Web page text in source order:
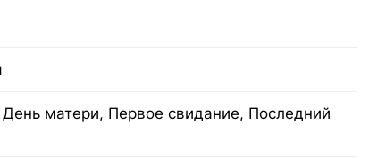
матери, Первое свидание, Последний